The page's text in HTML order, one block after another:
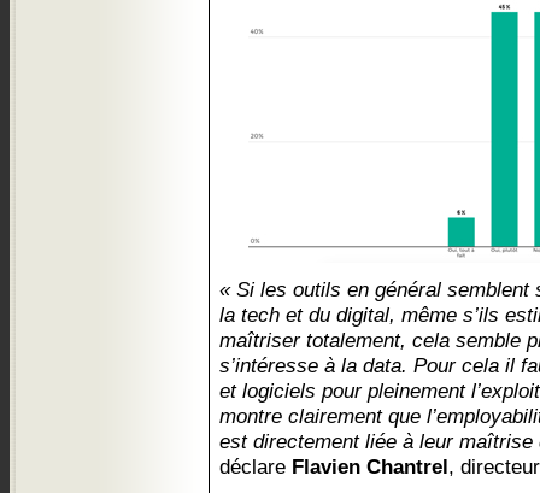
« Si les outils en général
la tech et du digital, même s’ils
maîtriser totalement, cela semble
s’intéresse à la data. Pour cela il
et logiciels pour pleinement
montre clairement que
est directement liée à leur
déclare Flavien Chantrel,